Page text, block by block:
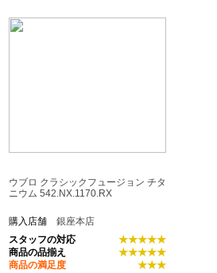
ウブロ クラシックフュージョン チタ
ニウム 542.NX.1170.RX
購入店舗銀座本店
スタッフの対応
★★★★★
商品の品揃え
★★★★★
商品の満足度
★★★